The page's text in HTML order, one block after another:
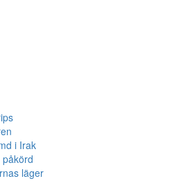
i Irak
läger